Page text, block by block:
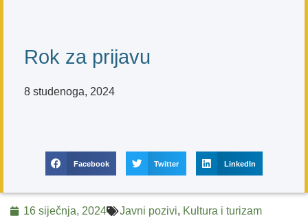
Rok za prijavu
8 studenoga, 2024
Facebook Twitter LinkedIn
16 siječnja, 2024 Javni pozivi, Kultura i turizam